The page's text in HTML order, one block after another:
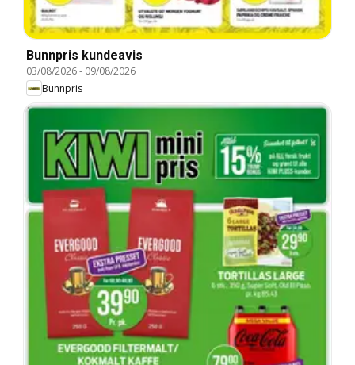
Bunnpris kundeavis
03/08/2026- 09/08/2026
Bunnpris